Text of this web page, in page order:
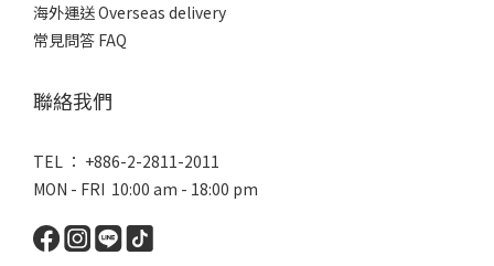
海外運送 Overseas delivery
常見問答 FAQ
聯絡我們
TEL ： +886-2-2811-2011
MON - FRI 10:00 am - 18:00 pm